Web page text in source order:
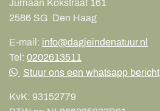
Jurriaan Kokstraat 161
2586 SG Den Haag
E-mail: info@dagjeindenatuur.nl
Tel: 0202613511
Stuur ons een whatsapp bericht
KvK: 93152779